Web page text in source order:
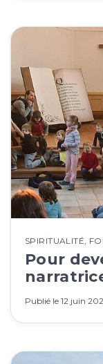
SPIRITUALITÉ,
Pour
Publié le 12 juin